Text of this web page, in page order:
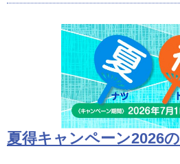
夏得キャンペーン2026